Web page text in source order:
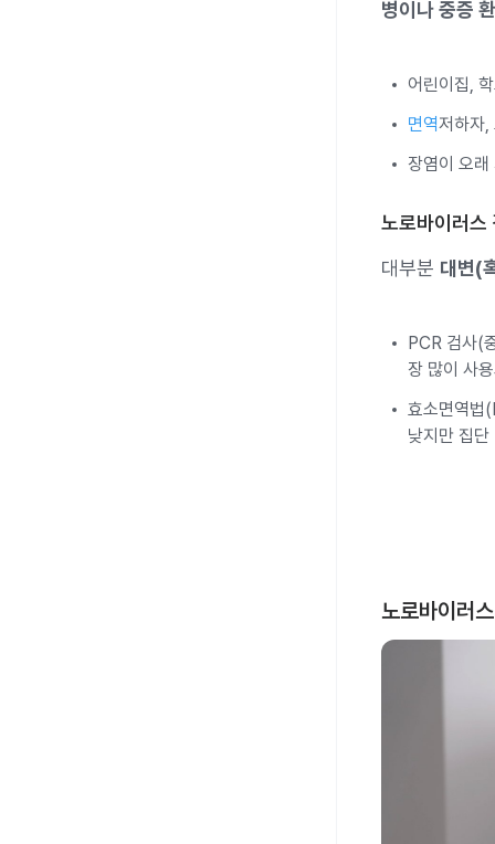
병이나 중증
어린이집,
면역저하자,
장염이 오래
노로바이러스
대부분 대변(
PCR 검사(
장 많이 사
효소면역법
낮지만 집
노로바이러